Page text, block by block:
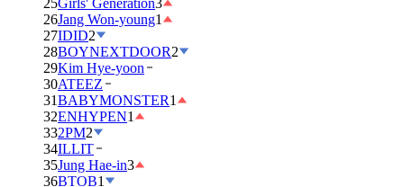
25Girls' Generation3
26Jang Won-young1
27IDID2
28BOYNEXTDOOR2
29Kim Hye-yoon
30ATEEZ
31BABYMONSTER1
32ENHYPEN1
332PM2
34ILLIT
35Jung Hae-in3
36BTOB1